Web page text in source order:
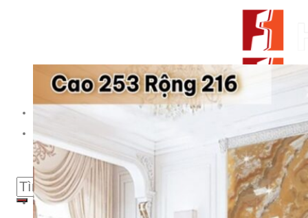
From Surfaces to Spaces
Tìm kiếm:
Giới thiệu